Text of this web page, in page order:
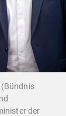
(Bündnis
der